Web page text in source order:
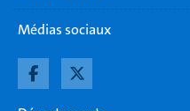
Médias sociaux